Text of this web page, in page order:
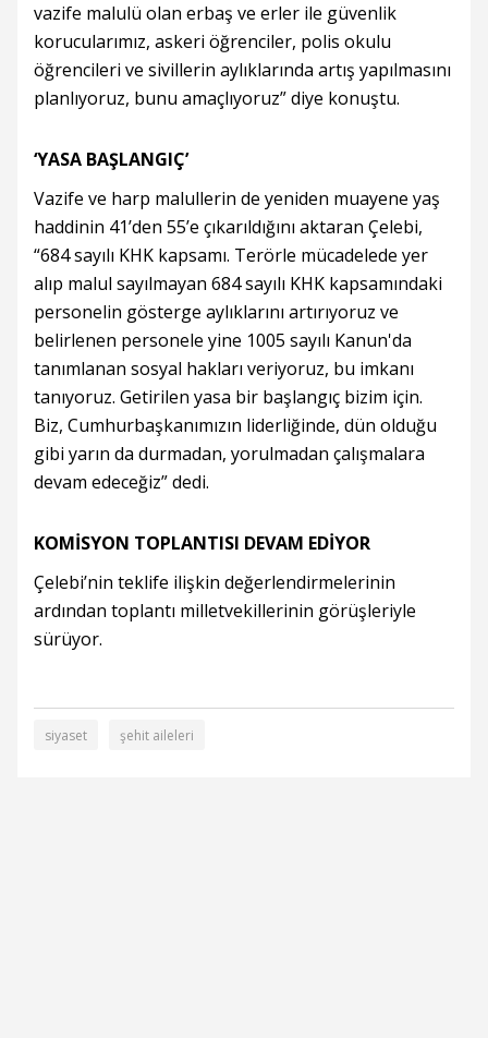
vazife malulü olan erbaş ve erler ile güvenlik
korucularımız, askeri öğrenciler, polis okulu
öğrencileri ve sivillerin aylıklarında artış yapılmasını
planlıyoruz, bunu amaçlıyoruz” diye konuştu.
‘YASA BAŞLANGIÇ’
Vazife ve harp malullerin de yeniden muayene yaş
haddinin 41’den 55’e çıkarıldığını aktaran Çelebi,
“684 sayılı KHK kapsamı. Terörle mücadelede yer
alıp malul sayılmayan 684 sayılı KHK kapsamındaki
personelin gösterge aylıklarını artırıyoruz ve
belirlenen personele yine 1005 sayılı Kanun'da
tanımlanan sosyal hakları veriyoruz, bu imkanı
tanıyoruz. Getirilen yasa bir başlangıç bizim için.
Biz, Cumhurbaşkanımızın liderliğinde, dün olduğu
gibi yarın da durmadan, yorulmadan çalışmalara
devam edeceğiz” dedi.
KOMİSYON TOPLANTISI DEVAM EDİYOR
Çelebi’nin teklife ilişkin değerlendirmelerinin
ardından toplantı milletvekillerinin görüşleriyle
sürüyor.
siyaset şehit aileleri